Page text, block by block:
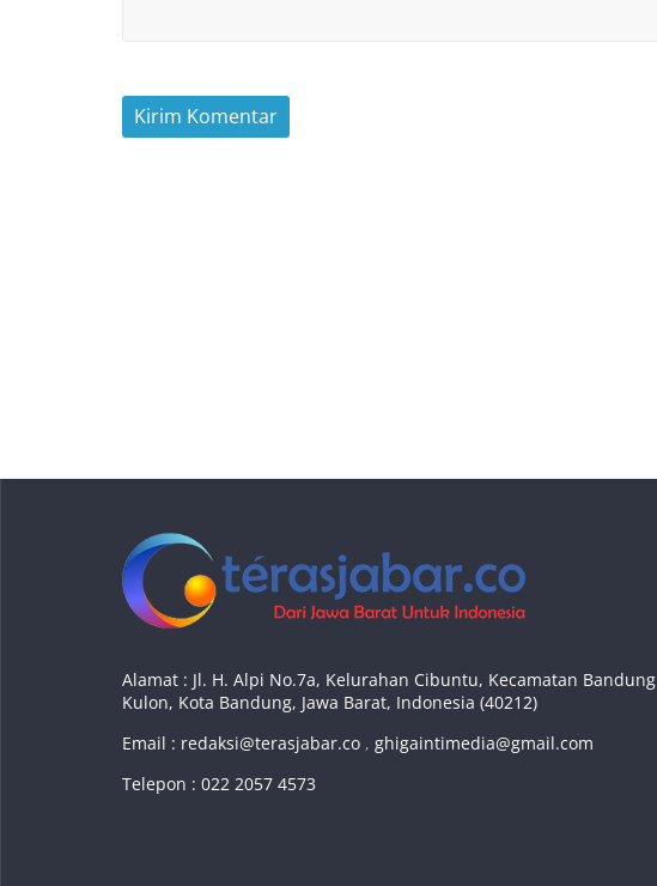
Alamat : Jl. H. Alpi No.7a, Kelurahan Cibuntu, Kecamatan Bandung
Kulon, Kota Bandung, Jawa Barat, Indonesia (40212)
Email : redaksi@terasjabar.co , ghigaintimedia@gmail.com
Telepon : 022 2057 4573